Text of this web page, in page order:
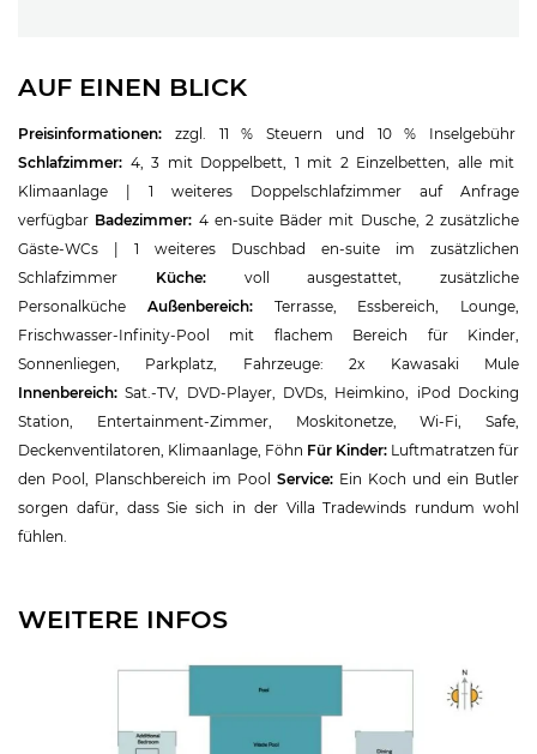
AUF EINEN BLICK
Preisinformationen: zzgl. 11 % Steuern und 10 % Inselgebühr
Schlafzimmer: 4, 3 mit Doppelbett, 1 mit 2 Einzelbetten, alle mit
Klimaanlage | 1 weiteres Doppelschlafzimmer auf Anfrage
verfügbar Badezimmer: 4 en-suite Bäder mit Dusche, 2 zusätzliche
Gäste-WCs | 1 weiteres Duschbad en-suite im zusätzlichen
Schlafzimmer Küche:voll ausgestattet, zusätzliche
Personalküche Außenbereich:Terrasse, Essbereich, Lounge,
Frischwasser-Infinity-Pool mit flachem Bereich für Kinder,
Sonnenliegen, Parkplatz, Fahrzeuge: 2x Kawasaki Mule
Innenbereich:Sat.-TV, DVD-Player, DVDs, Heimkino, iPod Docking
Station, Entertainment-Zimmer, Moskitonetze, Wi-Fi, Safe,
Deckenventilatoren, Klimaanlage, Föhn Für Kinder: Luftmatratzen für
den Pool, Planschbereich im Pool Service: Ein Koch und ein Butler
sorgen dafür, dass Sie sich in der Villa Tradewinds rundum wohl
fühlen.
WEITERE INFOS